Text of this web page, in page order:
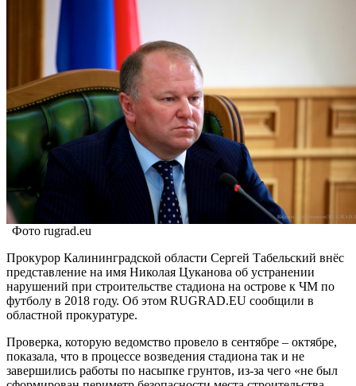
Фото rugrad.eu
Прокурор Калининградской области Сергей Табельский внёс
представление на имя Николая Цуканова об устранении
нарушений при строительстве стадиона на острове к ЧМ по
футболу в 2018 году. Об этом RUGRAD.EU сообщили в
областной прокуратуре.
Проверка, которую ведомство провело в сентябре – октябре,
показала, что в процессе возведения стадиона так и не
завершились работы по насыпке грунтов, из-за чего «не был